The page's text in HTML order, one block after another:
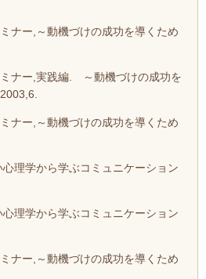
ナー,～動機づけの成功を導くため
ナー,実践編. ～動機づけの成功を
ナー,～動機づけの成功を導くため
理学から学ぶコミュニケーション
理学から学ぶコミュニケーション
ナー,～動機づけの成功を導くため